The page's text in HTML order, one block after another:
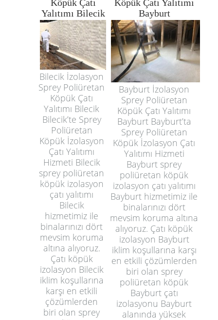
Köpük Çatı
Yalıtımı Bilecik
Köpük Çatı Yalıtımı
Bayburt
Bilecik İzolasyon
Sprey Poliüretan
Köpük Çatı
Yalıtımı Bilecik
Bilecik’te Sprey
Poliüretan
Köpük İzolasyon
Çatı Yalıtımı
Hizmeti Bilecik
sprey poliüretan
köpük izolasyon
çatı yalıtımı
Bilecik
hizmetimiz ile
binalarınızı dört
mevsim koruma
altına alıyoruz.
Çatı köpük
izolasyon Bilecik
iklim koşullarına
karşı en etkili
çözümlerden
biri olan sprey
Bayburt İzolasyon
Sprey Poliüretan
Köpük Çatı Yalıtımı
Bayburt Bayburt’ta
Sprey Poliüretan
Köpük İzolasyon Çatı
Yalıtımı Hizmeti
Bayburt sprey
poliüretan köpük
izolasyon çatı yalıtımı
Bayburt hizmetimiz ile
binalarınızı dört
mevsim koruma altına
alıyoruz. Çatı köpük
izolasyon Bayburt
iklim koşullarına karşı
en etkili çözümlerden
biri olan sprey
poliüretan köpük
Bayburt çatı
izolasyonu Bayburt
alanında yüksek